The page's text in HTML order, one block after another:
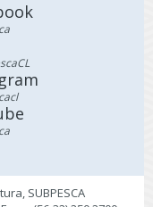
SUBPESCA